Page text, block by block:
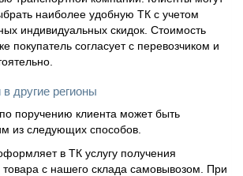
наиболее удобную ТК с учетом
индивидуальных скидок. Стоимость
покупатель согласует с перевозчиком и
другие регионы
поручению клиента может быть
из следующих способов.
в ТК услугу получения
товара с нашего склада самовывозом. При